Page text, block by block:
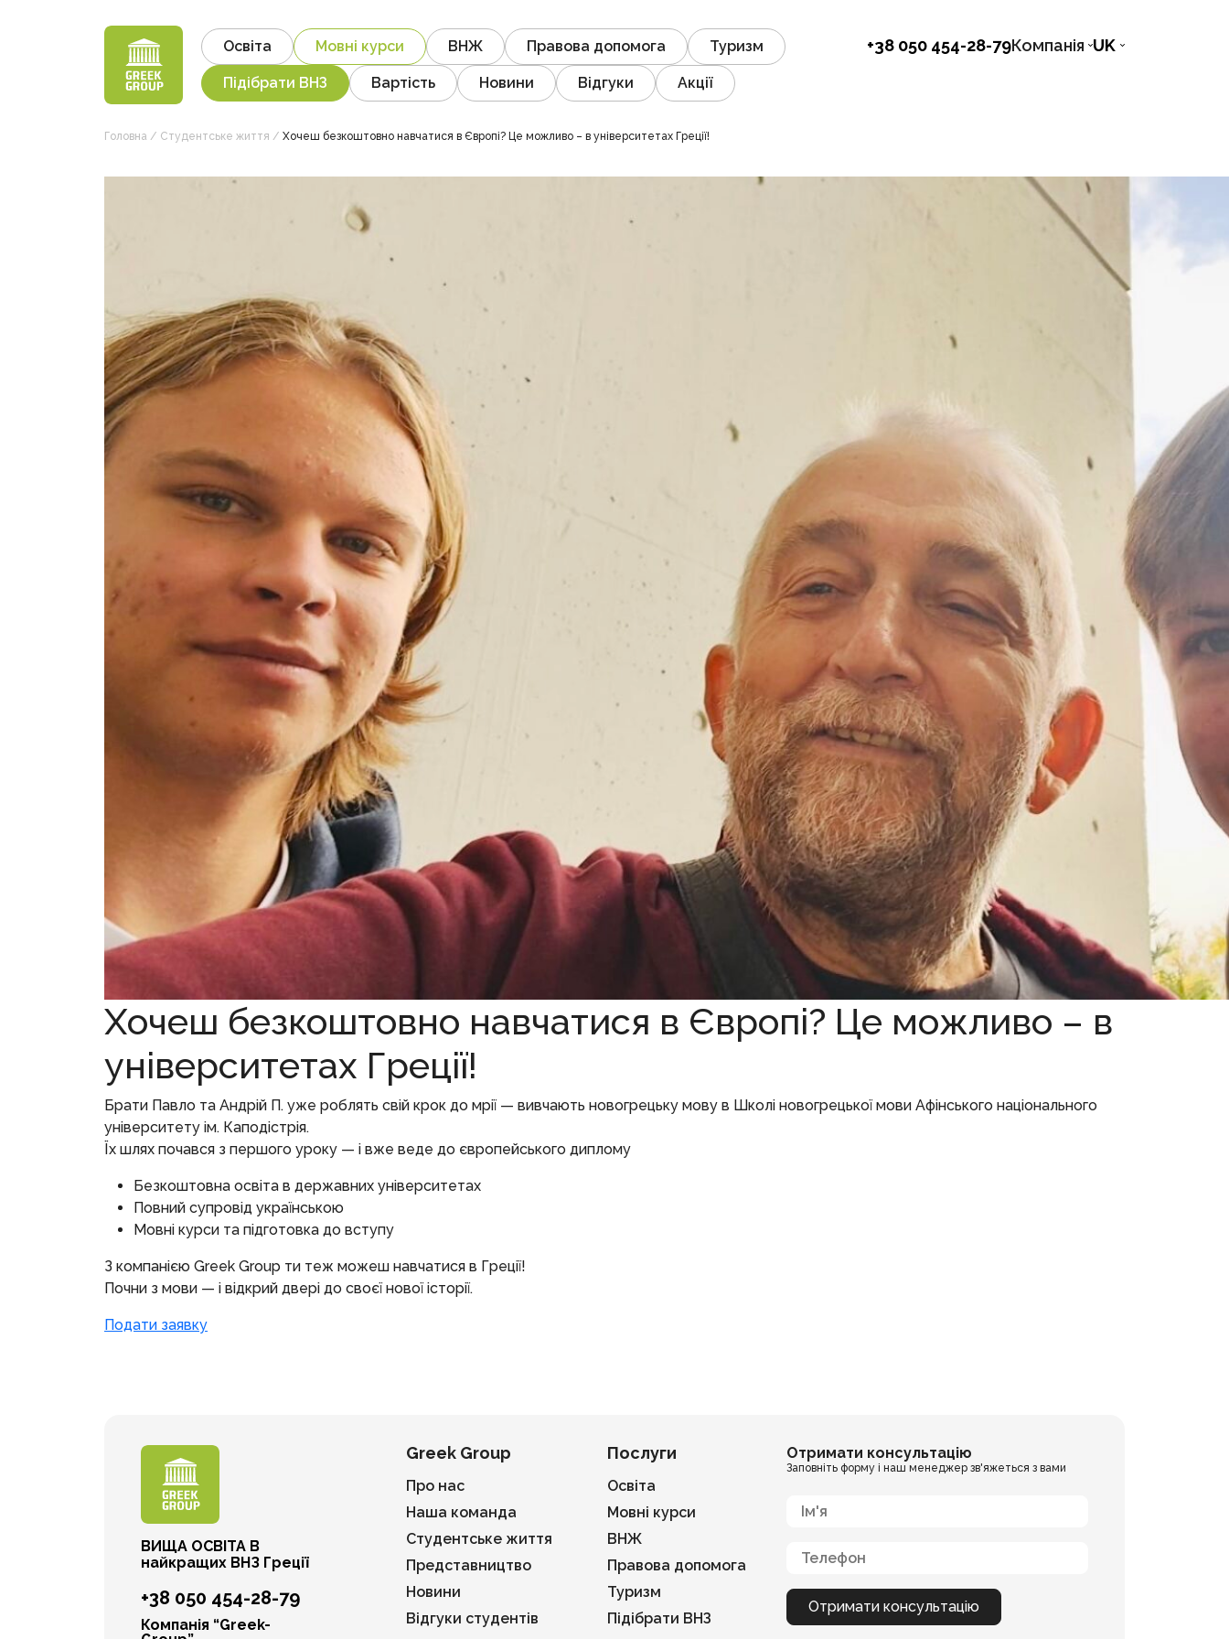
Освіта Мовні курси ВНЖ Правова допомога Туризм
Підібрати ВНЗ Вартість Новини Відгуки Акції
+38 050 454-28-79Компанія UK
Головна / Студентське життя / Хочеш безкоштовно навчатися в Європі? Це можливо – в університетах Греції!
Хочеш безкоштовно навчатися в Європі? Це можливо – в
університетах Греції!
Брати Павло та Андрій П. уже роблять свій крок до мрії — вивчають новогрецьку мову в Школі новогрецької мови Афінського національного
університету ім. Каподістрія.
Їх шлях почався з першого уроку — і вже веде до європейського диплому
Безкоштовна освіта в державних університетах
Повний супровід українською
Мовні курси та підготовка до вступу
З компанією Greek Group ти теж можеш навчатися в Греції!
Почни з мови — і відкрий двері до своєї нової історії.
Подати заявку
ВИЩА ОСВІТА В
найкращих ВНЗ Греції
+38 050 454-28-79
Компанія “Greek-
Greek Group
Про нас
Наша команда
Студентське життя
Представництво
Новини
Відгуки студентів
Послуги
Освіта
Мовні курси
ВНЖ
Правова допомога
Туризм
Підібрати ВНЗ
Отримати консультацію
Заповніть форму і наш менеджер зв'яжеться з вами